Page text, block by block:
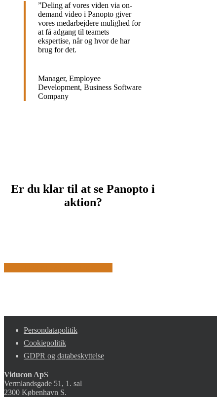
”Deling af vores viden via on-
demand video i Panopto giver
vores medarbejdere mulighed for
at få adgang til teamets
ekspertise, når og hvor de har
brug for det.
Manager, Employee
Development, Business Software
Company
Er du klar til at se Panopto i
aktion?
Persondatapolitik
Cookiepolitik
GDPR og databeskyttelse
Viducon ApS
Vermlandsgade 51, 1. sal
2300 København S.